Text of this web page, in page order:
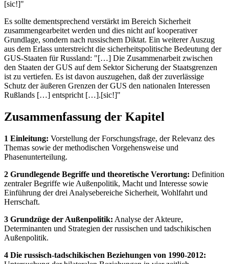
[sic!]"
Es sollte dementsprechend verstärkt im Bereich Sicherheit
zusammengearbeitet werden und dies nicht auf kooperativer
Grundlage, sondern nach russischem Diktat. Ein weiterer Auszug
aus dem Erlass unterstreicht die sicherheitspolitische Bedeutung der
GUS-Staaten für Russland: "[…] Die Zusammenarbeit zwischen
den Staaten der GUS auf dem Sektor Sicherung der Staatsgrenzen
ist zu vertiefen. Es ist davon auszugehen, daß der zuverlässige
Schutz der äußeren Grenzen der GUS den nationalen Interessen
Rußlands […] entspricht […].[sic!]"
Zusammenfassung der Kapitel
1 Einleitung: Vorstellung der Forschungsfrage, der Relevanz des
Themas sowie der methodischen Vorgehensweise und
Phasenunterteilung.
2 Grundlegende Begriffe und theoretische Verortung: Definition
zentraler Begriffe wie Außenpolitik, Macht und Interesse sowie
Einführung der drei Analysebereiche Sicherheit, Wohlfahrt und
Herrschaft.
3 Grundzüge der Außenpolitik: Analyse der Akteure,
Determinanten und Strategien der russischen und tadschikischen
Außenpolitik.
4 Die russisch-tadschikischen Beziehungen von 1990-2012: